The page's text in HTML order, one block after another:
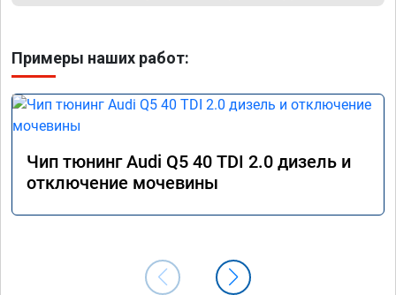
Примеры наших работ:
Чип тюнинг Audi Q5 40 TDI 2.0 дизель и
отключение мочевины